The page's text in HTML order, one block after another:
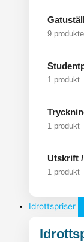
9
1 produkt
1 produkt
Utskrift
1 produkt
Idrottspriser